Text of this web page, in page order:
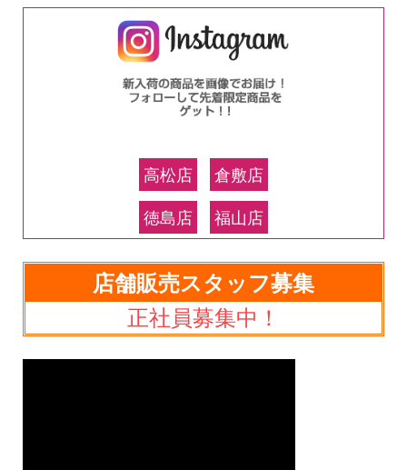
高松店
倉敷店
徳島店
福山店
店舗販売スタッフ募集
正社員募集中！